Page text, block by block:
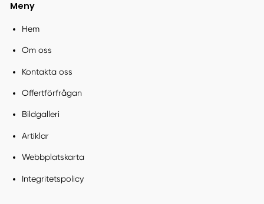
Meny
Hem
Om oss
Kontakta oss
Offertförfrågan
Bildgalleri
Artiklar
Webbplatskarta
Integritetspolicy